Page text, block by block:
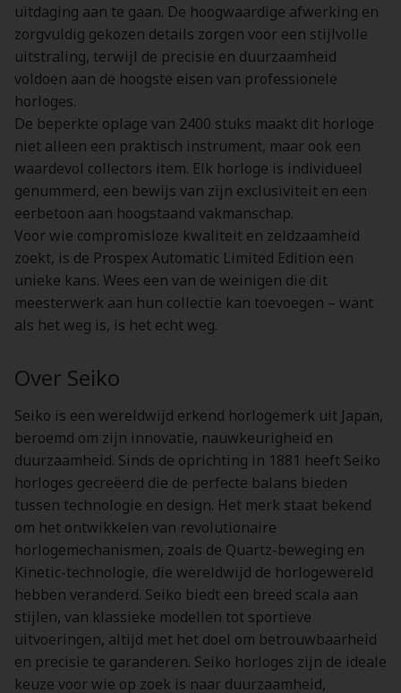
uitdaging aan te gaan. De hoogwaardige afwerking en
zorgvuldig gekozen details zorgen voor een stijlvolle
uitstraling, terwijl de precisie en duurzaamheid
voldoen aan de hoogste eisen van professionele
horloges.
De beperkte oplage van 2400 stuks maakt dit horloge
niet alleen een praktisch instrument, maar ook een
waardevol collectors item. Elk horloge is individueel
genummerd, een bewijs van zijn exclusiviteit en een
eerbetoon aan hoogstaand vakmanschap.
Voor wie compromisloze kwaliteit en zeldzaamheid
zoekt, is de Prospex Automatic Limited Edition een
unieke kans. Wees een van de weinigen die dit
meesterwerk aan hun collectie kan toevoegen – want
als het weg is, is het echt weg.
Over Seiko
Seiko is een wereldwijd erkend horlogemerk uit Japan,
beroemd om zijn innovatie, nauwkeurigheid en
duurzaamheid. Sinds de oprichting in 1881 heeft Seiko
horloges gecreëerd die de perfecte balans bieden
tussen technologie en design. Het merk staat bekend
om het ontwikkelen van revolutionaire
horlogemechanismen, zoals de Quartz-beweging en
Kinetic-technologie, die wereldwijd de horlogewereld
hebben veranderd. Seiko biedt een breed scala aan
stijlen, van klassieke modellen tot sportieve
uitvoeringen, altijd met het doel om betrouwbaarheid
en precisie te garanderen. Seiko horloges zijn de ideale
keuze voor wie op zoek is naar duurzaamheid,